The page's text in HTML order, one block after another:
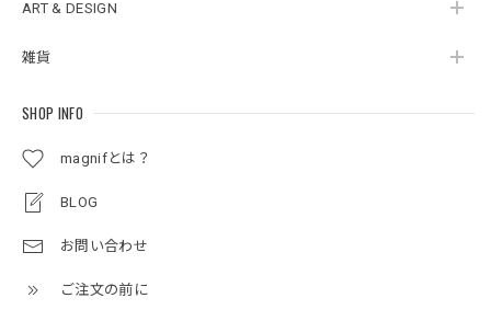
ART & DESIGN
雑貨
SHOP INFO
magnifとは？
BLOG
お問い合わせ
ご注文の前に